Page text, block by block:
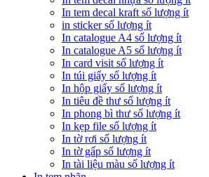
In tem decal kraft số lượng ít
in sticker số lượng ít
In catalogue A4 số lượng ít
In catalogue A5 số lượng ít
In card visit số lượng ít
In túi giấy số lượng ít
In hộp giấy số lượng ít
In tiêu đề thư số lượng ít
In phong bì thư số lượng ít
In kẹp file số lượng ít
In tờ rơi số lượng ít
In tờ gấp số lượng ít
In tài liệu màu số lượng ít